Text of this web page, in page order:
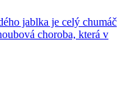
jablka je celý chumáč
choroba, která v